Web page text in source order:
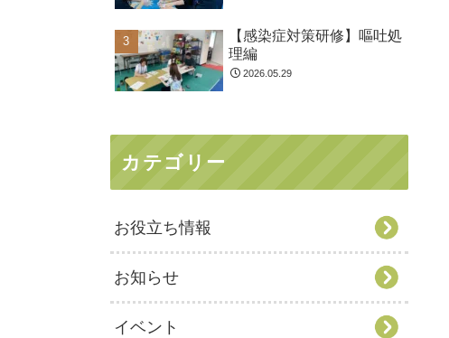
【感染症対策研修】嘔吐処
理編
2026.05.29
カテゴリー
お役立ち情報
お知らせ
イベント